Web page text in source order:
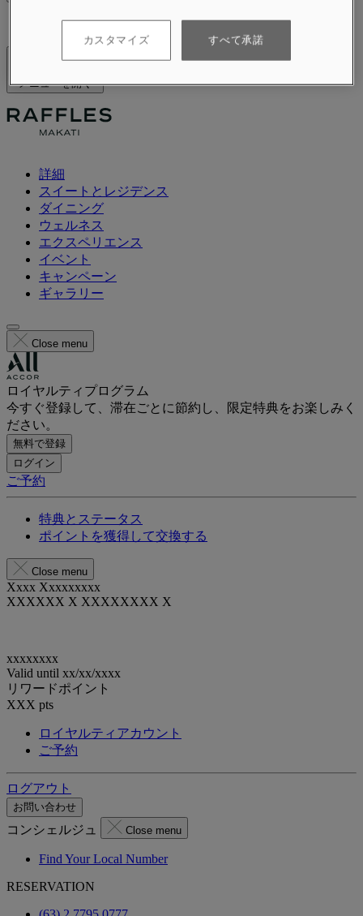
メニューを開く
詳細
スイートとレジデンス
ダイニング
ウェルネス
エクスペリエンス
イベント
キャンペーン
ギャラリー
Close menu
ロイヤルティプログラム
今すぐ登録して、滞在ごとに節約し、限定特典をお楽しみく
ださい。
無料で登録
ログイン
ご予約
特典とステータス
ポイントを獲得して交換する
Close menu
Xxxx Xxxxxxxxx
XXXXXX X XXXXXXXX X
xxxxxxxx
Valid until xx/xx/xxxx
リワードポイント
XXX pts
ロイヤルティアカウント
ご予約
ログアウト
お問い合わせ
コンシェルジュ Close menu
Find Your Local Number
RESERVATION
カスタマイズ すべて承諾